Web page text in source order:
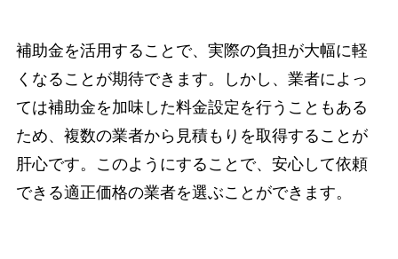
補助金を活用することで、実際の負担が大幅に軽
くなることが期待できます。しかし、業者によっ
ては補助金を加味した料金設定を行うこともある
ため、複数の業者から見積もりを取得することが
肝心です。このようにすることで、安心して依頼
できる適正価格の業者を選ぶことができます。